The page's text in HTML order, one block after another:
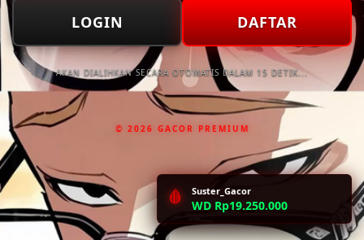
🩸 Suster_Gacor
WD Rp19.250.000
LOGIN DAFTAR
AKAN DIALIHKAN SECARA OTOMATIS DALAM 15 DETIK...
© 2026 GACOR PREMIUM